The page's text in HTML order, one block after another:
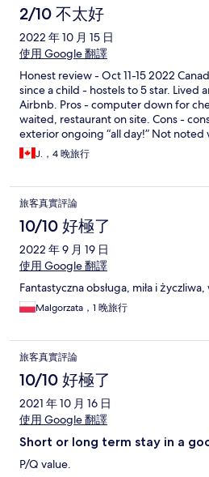
2/10 不太好
2022 年 10 月 15 日
使用 Google 翻譯
Honest review - Oct 11-15 2022
since a child - hostels to 5 star. Lived
Airbnb. Pros - computer down for
waited, restaurant on site. Cons -
exterior ongoing “all day!” Not
dirty and dark. Think Soviet style
Waited 20 minutes locked out of
Imagine if a person needed an
Unsupportive hotel management.
improvement - Not a 3.5 star hotel
staff and management that do their
a great stay. I stayed at B&B Hotel
Metropolitan here in the same city.
favour and spend a little more to get
Voyage!
J.，4 晚旅行
旅客真實評論
10/10 好極了
2022 年 9 月 19 日
使用 Google 翻譯
Fantastyczna obsługa, miła i
Malgorzata，1 晚旅行
旅客真實評論
10/10 好極了
2021 年 10 月 16 日
使用 Google 翻譯
Short or long term stay in a
P/Q value.